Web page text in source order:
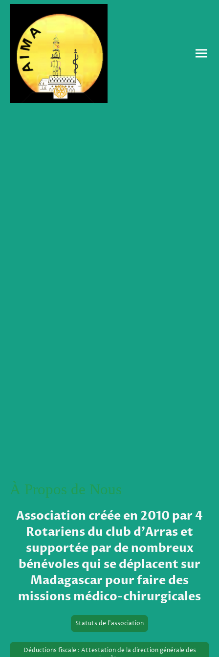
À Propos de Nous
Association créée en 2010 par 4
Rotariens du club d'Arras et
supportée par de nombreux
bénévoles qui se déplacent sur
Madagascar pour faire des
missions médico-chirurgicales
Statuts de l'association
Déductions fiscale : Attestation de la direction générale des